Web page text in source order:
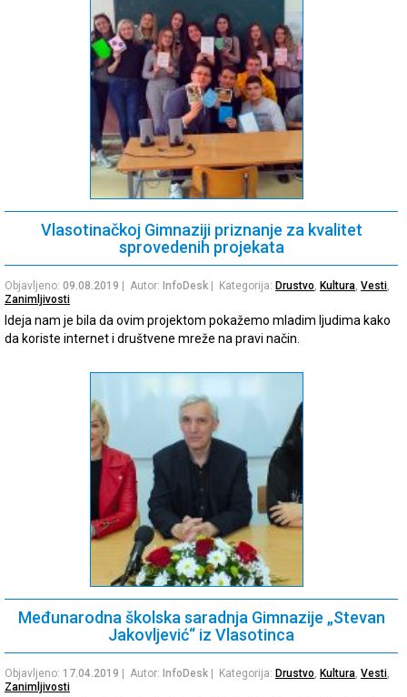
Vlasotinačkoj Gimnaziji priznanje za kvalitet
sprovedenih projekata
Objavljeno: 09.08.2019 | Autor: InfoDesk | Kategorija: Drustvo Kultura Vesti
Zanimljivosti
Ideja nam je bila da ovim projektom pokažemo mladim ljudima kako
da koriste internet i društvene mreže na pravi način.
Međunarodna školska saradnja Gimnazije „Stevan
Jakovljević“ iz Vlasotinca
Objavljeno: 17.04.2019 | Autor: InfoDesk | Kategorija: Drustvo Kultura Vesti
Zanimljivosti